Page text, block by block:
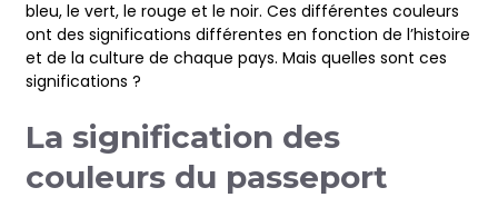
bleu, le vert, le rouge et le noir. Ces différentes couleurs
ont des significations différentes en fonction de l’histoire
et de la culture de chaque pays. Mais quelles sont ces
significations ?
La signification des
couleurs du passeport